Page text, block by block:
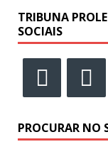
TRIBUNA
SOCIAIS
PROCURAR NO